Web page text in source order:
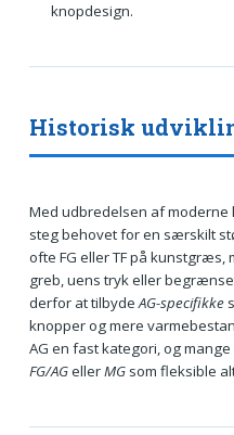
knopdesign.
Historisk
Med udbredelsen af
steg behovet for en særskilt
ofte FG eller TF på
greb, uens tryk eller
derfor at tilbydeAG-specifikke
knopper og mere
AG en fast kategori, og
FG/AGellerMGsom fleksible